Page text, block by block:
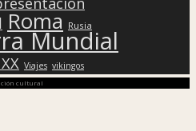
Roma Rusia
Mundial
Viajes vikingos
cultural